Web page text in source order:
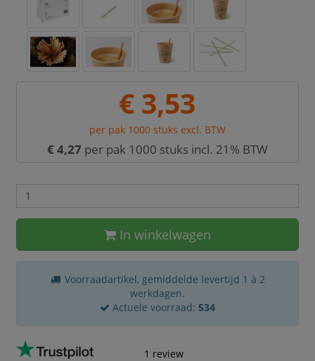
€ 3,53
per pak 1000 stuks excl. BTW
€ 4,27 per pak 1000 stuks incl. 21% BTW
In winkelwagen
Voorraadartikel, gemiddelde levertijd 1 à 2
werkdagen.
Actuele voorraad: 534
1 review